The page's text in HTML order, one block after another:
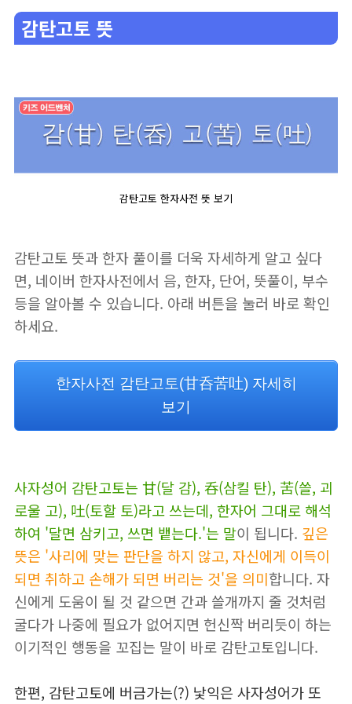
감탄고토 뜻
감탄고토 한자사전 뜻 보기
감탄고토 뜻과 한자 풀이를 더욱 자세하게 알고 싶다
면, 네이버 한자사전에서 음, 한자, 단어, 뜻풀이, 부수
등을 알아볼 수 있습니다. 아래 버튼을 눌러 바로 확인
하세요.
한자사전 감탄고토(甘呑苦吐) 자세히
보기
사자성어 감탄고토는 甘(달 감), 呑(삼킬 탄), 苦(쓸, 괴
로울 고), 吐(토할 토)라고 쓰는데, 한자어 그대로 해석
하여 '달면 삼키고, 쓰면 뱉는다.'는 말이 됩니다. 깊은
뜻은 '사리에 맞는 판단을 하지 않고, 자신에게 이득이
되면 취하고 손해가 되면 버리는 것'을 의미합니다. 자
신에게 도움이 될 것 같으면 간과 쓸개까지 줄 것처럼
굴다가 나중에 필요가 없어지면 헌신짝 버리듯이 하는
이기적인 행동을 꼬집는 말이 바로 감탄고토입니다.
한편, 감탄고토에 버금가는(?) 낯익은 사자성어가 또